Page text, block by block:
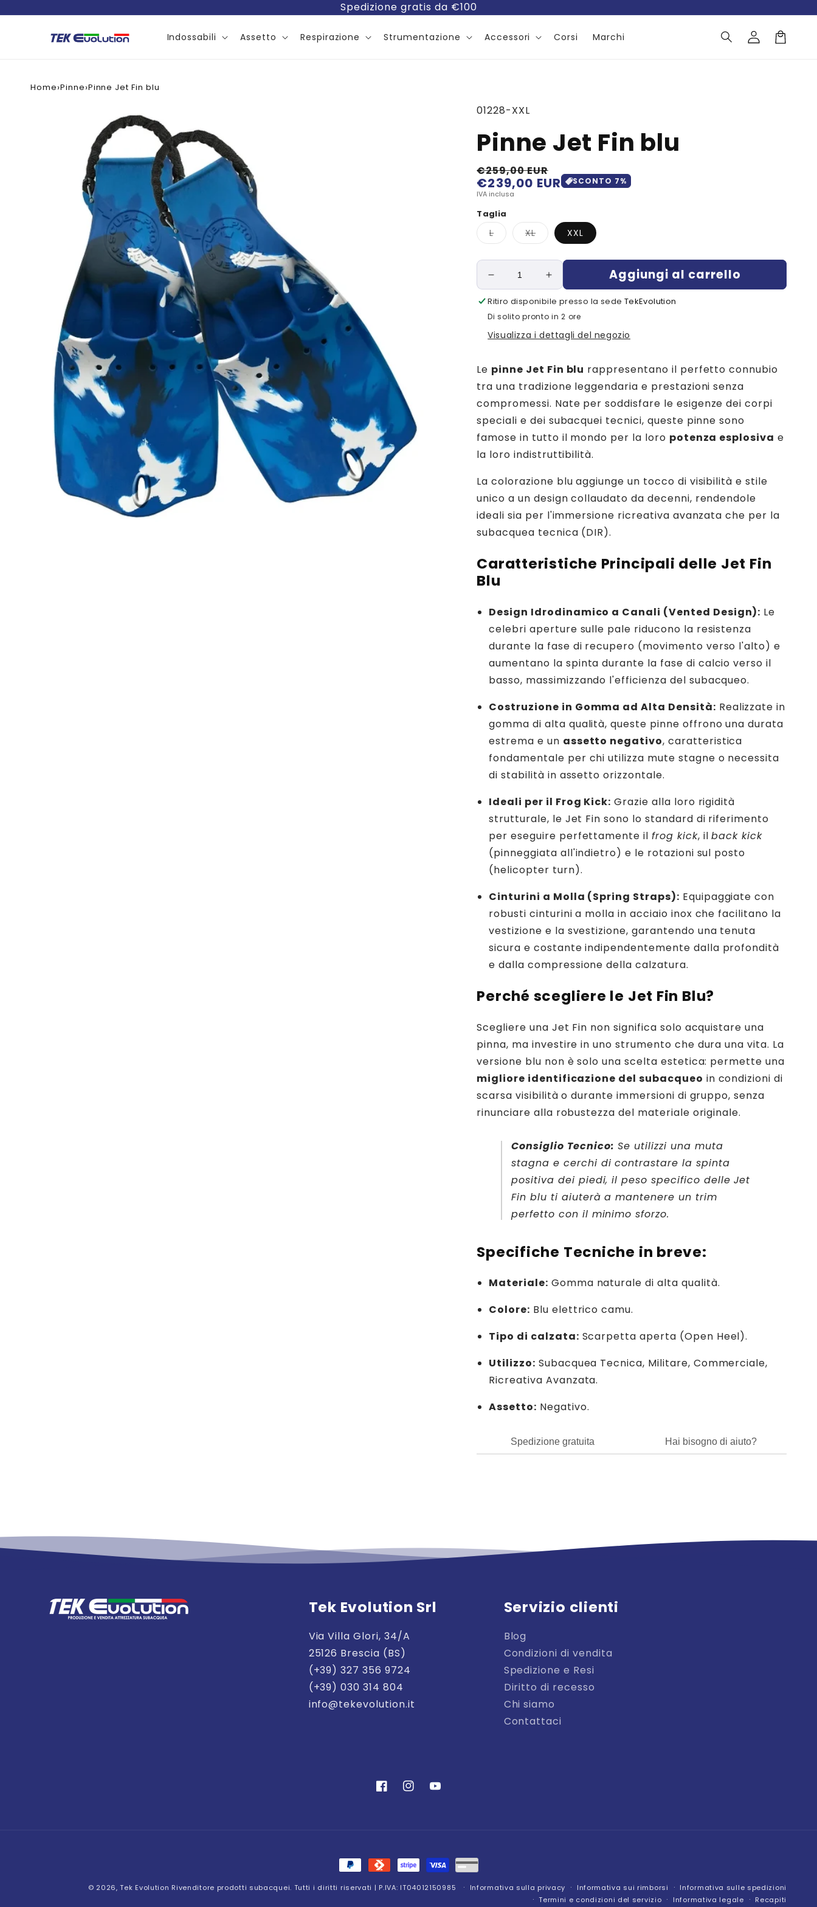
Spedizione gratis da €100
Indossabili Assetto Respirazione Strumentazione Accessori Corsi Marchi
Accedi
Home›Pinne›Pinne Jet Fin blu
sul prodotto
SKU:
01228-XXL
Pinne Jet Fin blu
Prezzo
di
listino
€239,00 EUR
Prezzo
scontato
€259,00 EUR
IVA inclusa
SCONTO 7%
Taglia
LVariante
esaurita
non
XLVariante
esaurita
non
disponibile
XXL
Diminuisci
quantità
per
Pinne
Jet
Aumenta
quantità
per
Pinne
Jet
Aggiungi al carrello
Ritiro disponibile presso la sede TekEvolution
Di solito pronto in 2 ore
Visualizza i dettagli del negozio
Le pinne Jet Fin blu rappresentano il perfetto connubio
tra una tradizione leggendaria e prestazioni senza
compromessi. Nate per soddisfare le esigenze dei corpi
speciali e dei subacquei tecnici, queste pinne sono
famose in tutto il mondo per la loro potenza esplosiva e
la loro indistruttibilità.
La colorazione blu aggiunge un tocco di visibilità e stile
unico a un design collaudato da decenni, rendendole
ideali sia per l'immersione ricreativa avanzata che per la
subacquea tecnica (DIR).
Caratteristiche Principali delle Jet Fin
Blu
Design Idrodinamico a Canali (Vented Design): Le
celebri aperture sulle pale riducono la resistenza
durante la fase di recupero (movimento verso l'alto) e
aumentano la spinta durante la fase di calcio verso il
basso, massimizzando l'efficienza del subacqueo.
Costruzione in Gomma ad Alta Densità: Realizzate in
gomma di alta qualità, queste pinne offrono una durata
estrema e un assetto negativo, caratteristica
fondamentale per chi utilizza mute stagne o necessita
di stabilità in assetto orizzontale.
Ideali per il Frog Kick: Grazie alla loro rigidità
strutturale, le Jet Fin sono lo standard di riferimento
per eseguire perfettamente il frog kick, ilback kick
(pinneggiata all'indietro) e le rotazioni sul posto
(helicopter turn).
Cinturini a Molla (Spring Straps): Equipaggiate con
robusti cinturini a molla in acciaio inox che facilitano la
vestizione e la svestizione, garantendo una tenuta
sicura e costante indipendentemente dalla profondità
e dalla compressione della calzatura.
Perché scegliere le Jet Fin Blu?
Scegliere una Jet Fin non significa solo acquistare una
pinna, ma investire in uno strumento che dura una vita. La
versione blu non è solo una scelta estetica: permette una
migliore identificazione del subacqueo in condizioni di
scarsa visibilità o durante immersioni di gruppo, senza
rinunciare alla robustezza del materiale originale.
Consiglio Tecnico: Se utilizzi una muta
stagna e cerchi di contrastare la spinta
positiva dei piedi, il peso specifico delle Jet
Fin blu ti aiuterà a mantenere un trim
perfetto con il minimo sforzo.
Specifiche Tecniche in breve:
Materiale: Gomma naturale di alta qualità.
Colore: Blu elettrico camu.
Tipo di calzata: Scarpetta aperta (Open Heel).
Utilizzo: Subacquea Tecnica, Militare, Commerciale,
Ricreativa Avanzata.
Assetto: Negativo.
Spedizione gratuita Hai bisogno di aiuto?
Tek Evolution Srl
Via Villa Glori, 34/A
25126 Brescia (BS)
(+39) 327 356 9724
(+39) 030 314 804
info@tekevolution.it
Servizio clienti
Blog
Condizioni di vendita
Spedizione e Resi
Diritto di recesso
Chi siamo
Contattaci
FacebookInstagramYouTube
Metodi
di
© 2026,Tek Evolution Rivenditore prodotti subacquei. Tutti i diritti riservati | P.IVA: IT04012150985 Informativa sulla privacy Informativa sui rimborsi
Informativa sulle spedizioni
Termini e condizioni del servizio
Informativa legale Recapiti